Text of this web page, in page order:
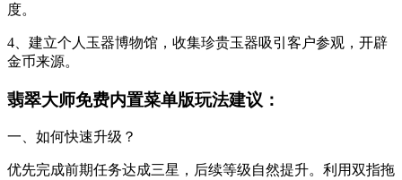
度。
4、建立个人玉器博物馆，收集珍贵玉器吸引客户参观，开辟
金币来源。
翡翠大师免费内置菜单版玩法建议：
一、如何快速升级？
优先完成前期任务达成三星，后续等级自然提升。利用双指拖